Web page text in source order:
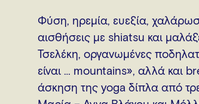
Φύση, ηρεμία, ευεξία,
αισθήσεις με shiatsu και
Τσελέκη, οργανωμένες
είναι … mountains», αλλά και
άσκηση της yoga δίπλα από